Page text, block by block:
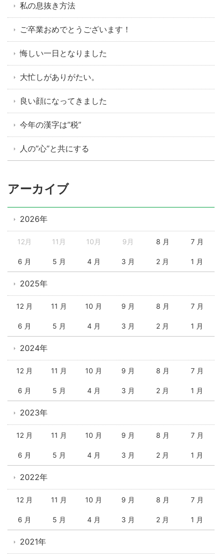
私の息抜き方法
ご卒業おめでとうございます！
悔しい一日となりました
大忙しがありがたい。
良い顔になってきました
今年の漢字は”税”
人の”心”と共にする
アーカイブ
2026年
12月 11月 10月 9月 8 月 7 月
6 月 5 月 4 月 3 月 2 月 1 月
2025年
12 月 11 月 10 月 9 月 8 月 7 月
6 月 5 月 4 月 3 月 2 月 1 月
2024年
12 月 11 月 10 月 9 月 8 月 7 月
6 月 5 月 4 月 3 月 2 月 1 月
2023年
12 月 11 月 10 月 9 月 8 月 7 月
6 月 5 月 4 月 3 月 2 月 1 月
2022年
12 月 11 月 10 月 9 月 8 月 7 月
6 月 5 月 4 月 3 月 2 月 1 月
2021年